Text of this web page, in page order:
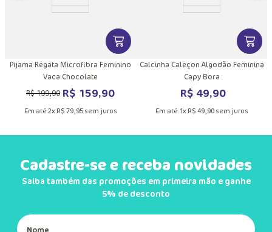
INFORMAÇÕES DO PRODUTOVER MAIS INFORMAÇÕES DO
Pijama Regata Microfibra Feminino
Vaca Chocolate
R$199,90 R$ 159,90
Em até 2x R$ 79, 95sem juros
VER
Calcinha Caleçon Algodão Feminina
Capy Bora
R$ 49,90
Em até 1x R$ 49, 90sem juros
Cadastre-se e receba novidades
Saiba também das promoções em primeira mão e ganhe
5% de desconto